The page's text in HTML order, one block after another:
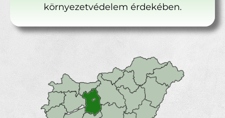
környezetvédelem érdekében.